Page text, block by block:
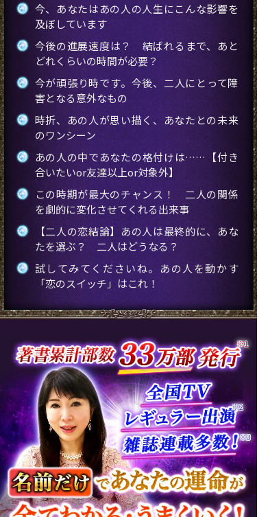
今、あなたはあの人の人生にこんな影響を
及ぼしています
今後の進展速度は？ 結ばれるまで、あと
どれくらいの時間が必要？
今が頑張り時です。今後、二人にとって障
害となる意外なもの
時折、あの人が思い描く、あなたとの未来
のワンシーン
あの人の中であなたの格付けは……【付き
合いたいor友達以上or対象外】
この時期が最大のチャンス！ 二人の関係
を劇的に変化させてくれる出来事
【二人の恋結論】あの人は最終的に、あな
たを選ぶ？ 二人はどうなる？
試してみてくださいね。あの人を動かす
「恋のスイッチ」はこれ！
※1
※2
※3